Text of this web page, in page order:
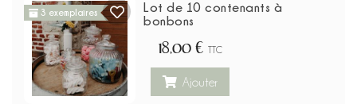
3 exemplaires
Lot de 10 contenants à
bonbons
18,00 € TTC
Ajouter